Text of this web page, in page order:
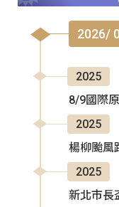
2026/
2025
8/9國際
2025
楊柳颱風
2025
新北市長